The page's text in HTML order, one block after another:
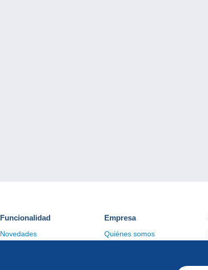
Funcionalidad
Novedades
Empresa
Quiénes somos